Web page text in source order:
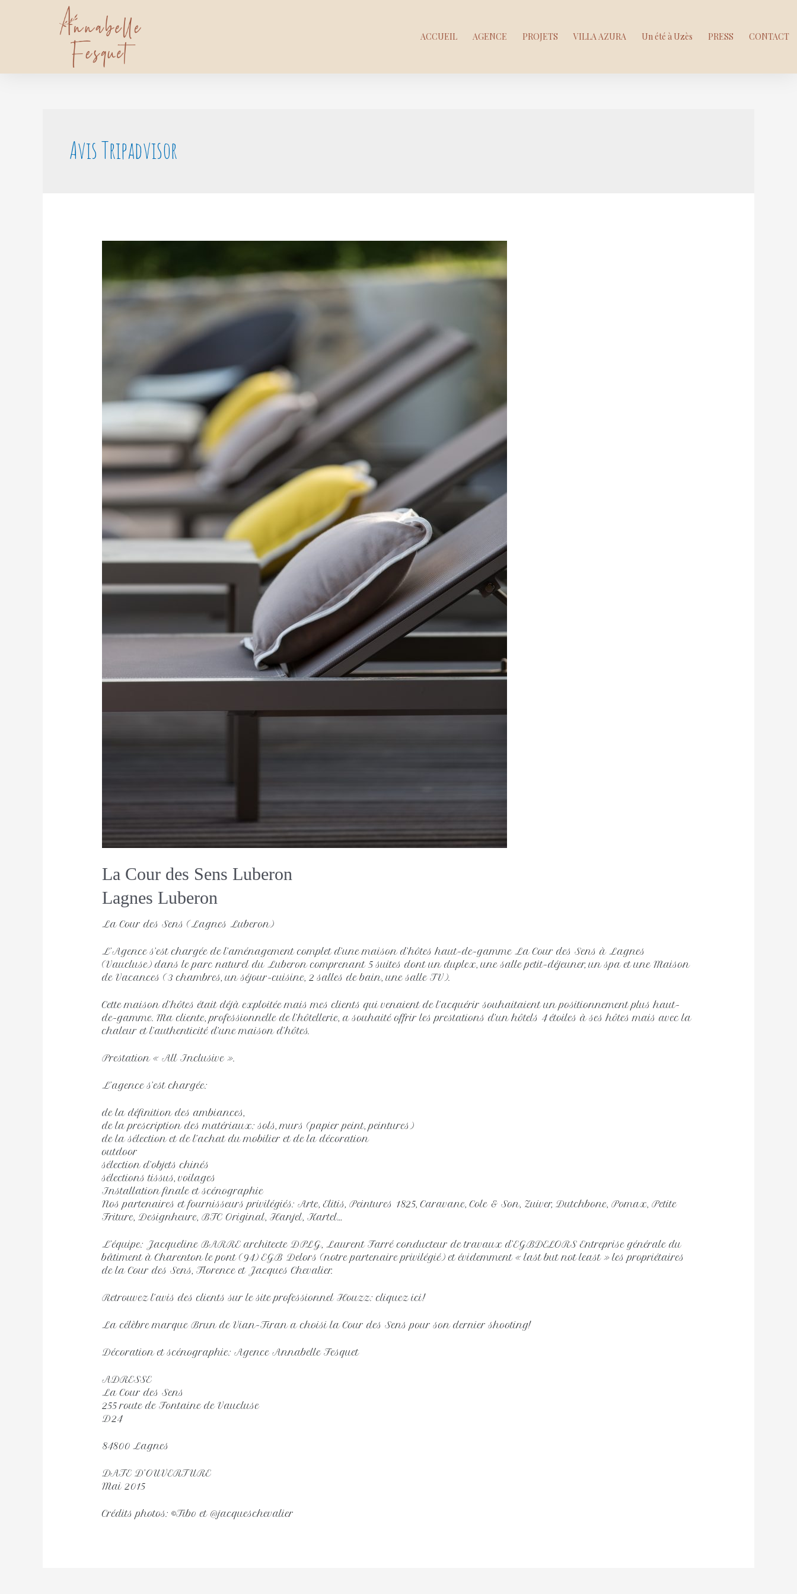
ACCUEIL AGENCE PROJETS VILLA AZURA Un été à Uzès PRESS CONTACT
Avis Tripadvisor
La Cour des Sens Luberon
Lagnes Luberon
La Cour des Sens (Lagnes Luberon)
L’Agence s’est chargée de l’aménagement complet d’une maison d’hôtes haut-de-gamme La Cour des Sens à Lagnes
(Vaucluse) dans le parc naturel du Luberon comprenant 5 suites dont un duplex, une salle petit-déjeuner, un spa et une Maison
de Vacances (3 chambres, un séjour-cuisine, 2 salles de bain, une salle TV).
Cette maison d’hôtes était déjà exploitée mais mes clients qui venaient de l’acquérir souhaitaient un positionnement plus haut-
de-gamme. Ma cliente, professionnelle de l’hôtellerie, a souhaité offrir les prestations d’un hôtels 4 étoiles à ses hôtes mais avec la
chaleur et l’authenticité d’une maison d’hôtes.
Prestation « All Inclusive ».
L’agence s’est chargée:
de la définition des ambiances,
de la prescription des matériaux: sols, murs (papier peint, peintures)
de la sélection et de l’achat du mobilier et de la décoration
outdoor
sélection d’objets chinés
sélections tissus, voilages
Installation finale et scénographie
Nos partenaires et fournisseurs privilégiés: Arte, Elitis, Peintures 1825, Caravane, Cole & Son, Zuiver, Dutchbone, Pomax, Petite
Friture, Designheure, BTC Original, Hanjel, Kartel…
L’équipe: Jacqueline BARRE architecte DPLG, Laurent Farré conducteur de travaux d’EGBDELORS Entreprise générale du
bâtiment à Charenton le pont (94) EGB Delors (notre partenaire privilégié) et évidemment « last but not least » les propriétaires
de la Cour des Sens, Florence et Jacques Chevalier.
Retrouvez l’avis des clients sur le site professionnel Houzz: cliquez ici!
La célèbre marque Brun de Vian-Tiran a choisi la Cour des Sens pour son dernier shooting!
Décoration et scénographie: Agence Annabelle Fesquet
ADRESSE
La Cour des Sens
255 route de Fontaine de Vaucluse
D24
84800 Lagnes
DATE D’OUVERTURE
Mai 2015
Crédits photos: ©Tibo et @jacqueschevalier